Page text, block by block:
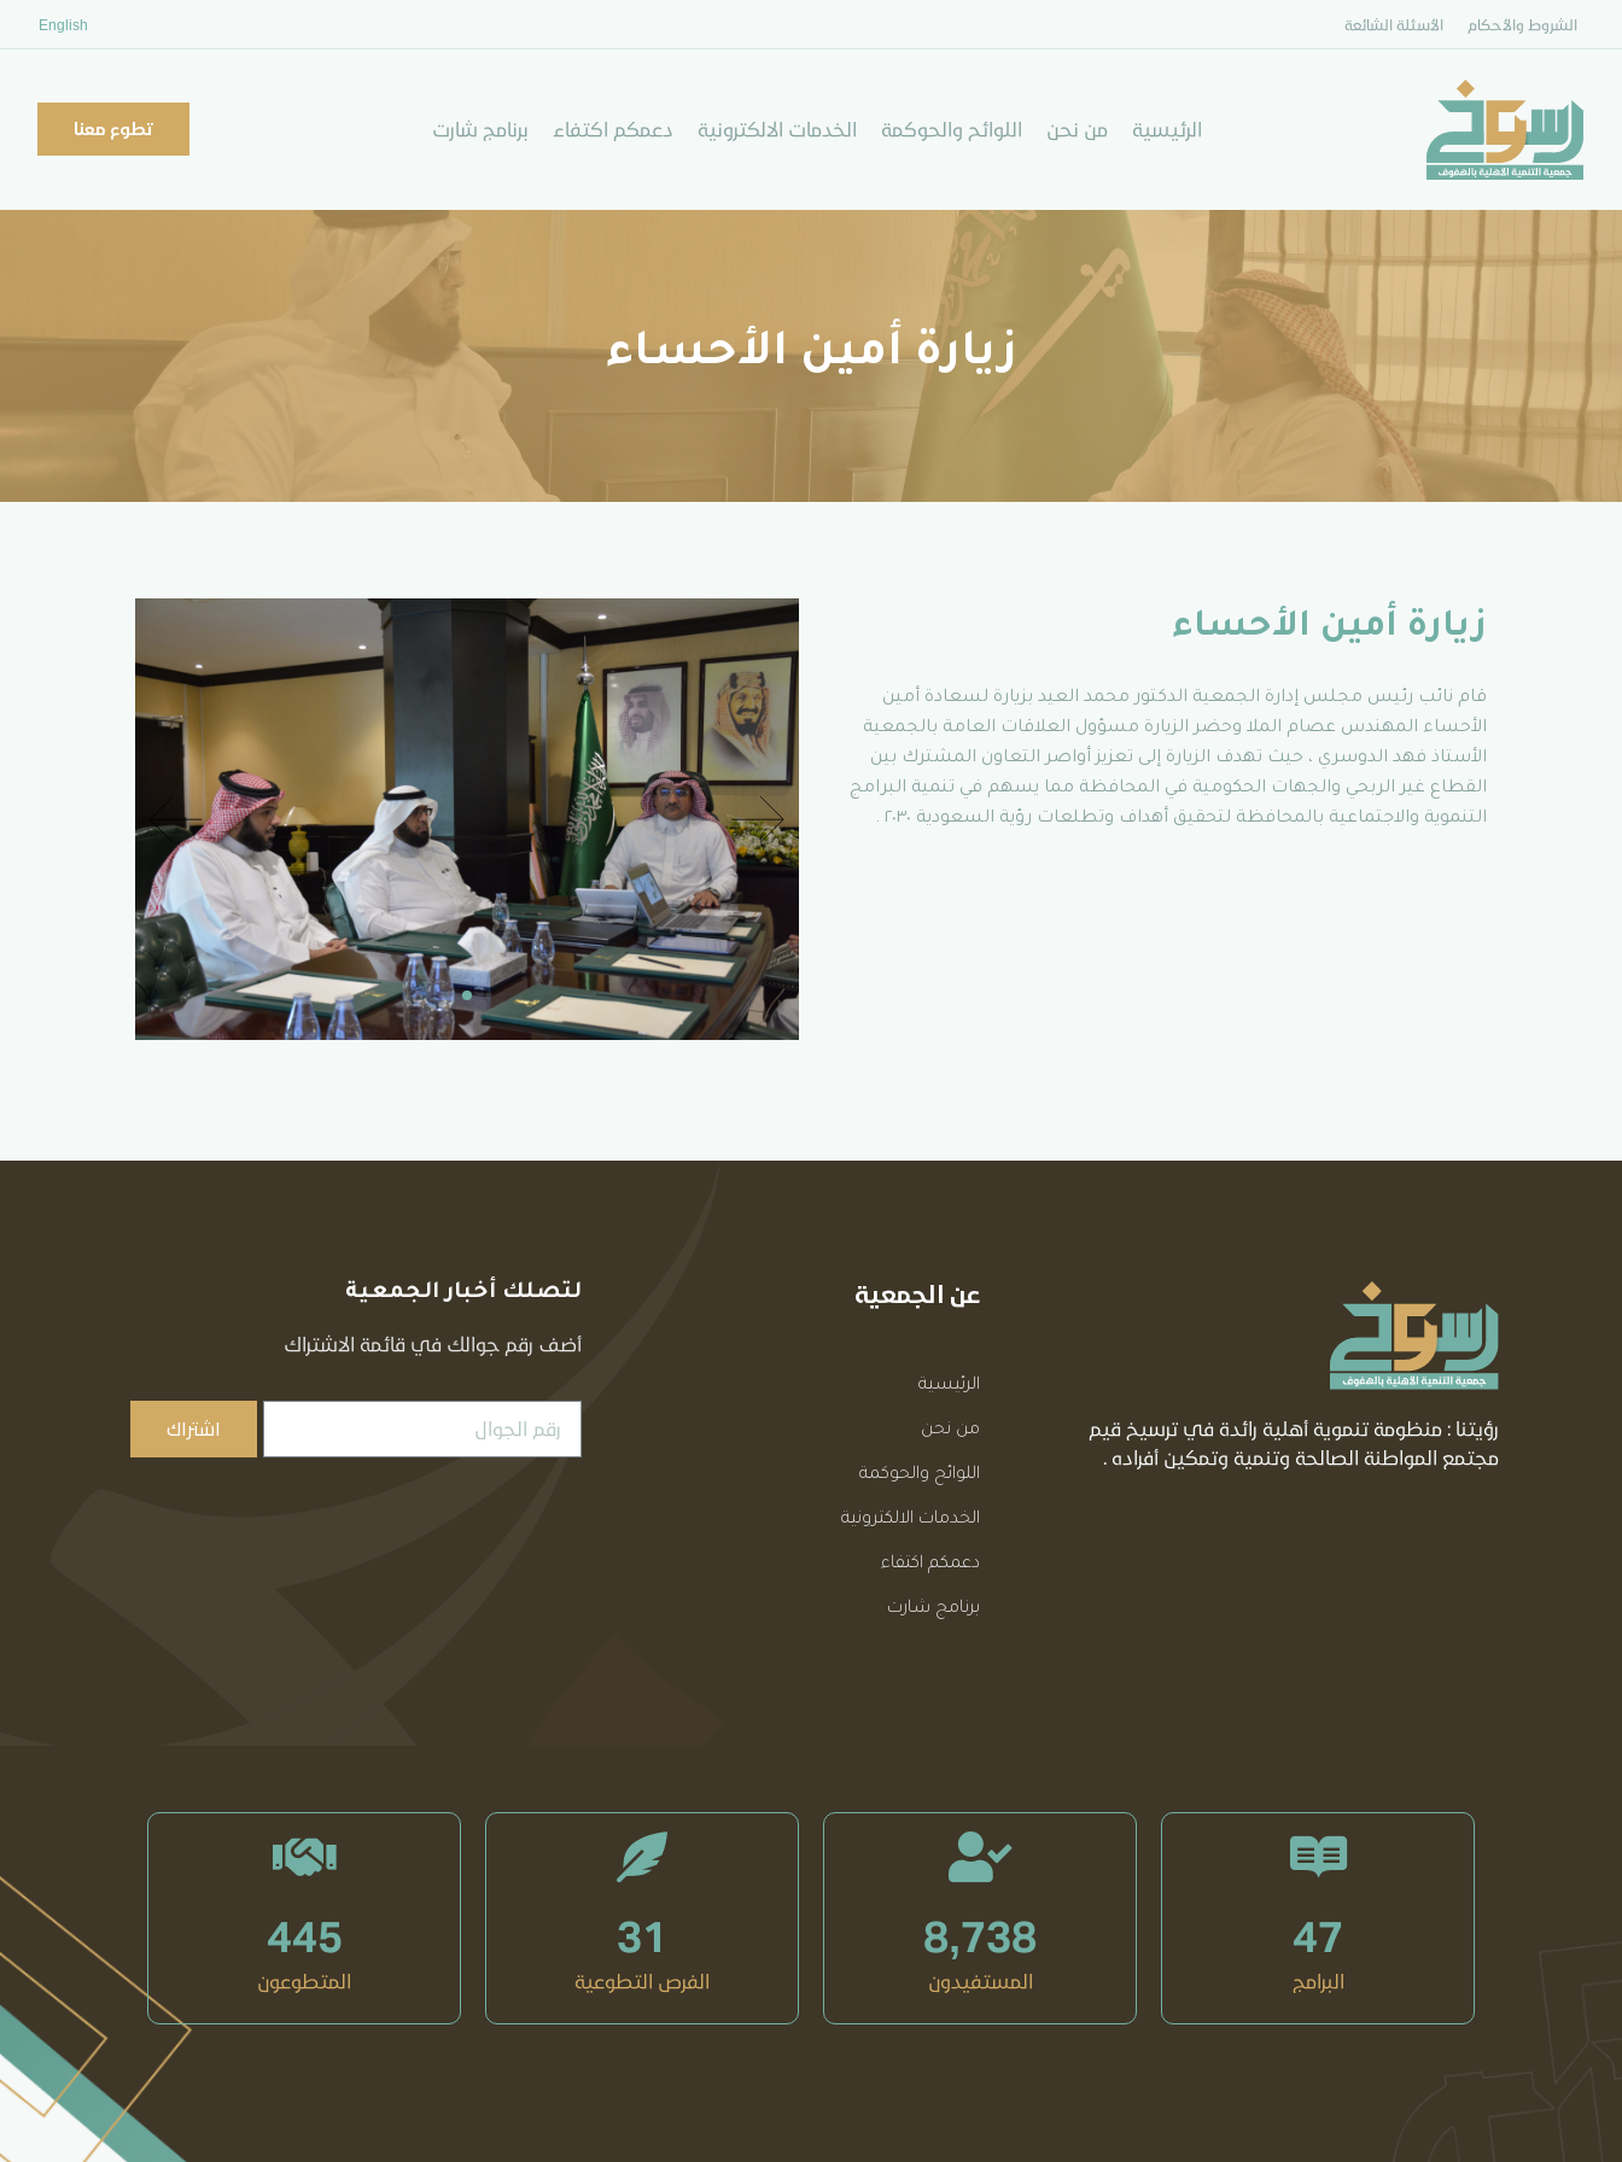
الشروط والأحكام الأسئلة الشائعة English
الرئيسية من نحن اللوائح والحوكمة الخدمات الالكترونية دعمكم اكتفاء برنامج شارت تطوع معنا
زيارة أمين الأحساء
زيارة أمين الأحساء
قام نائب رئيس مجلس إدارة الجمعية الدكتور محمد العيد بزيارة لسعادة أمين
الأحساء المهندس عصام الملا وحضر الزيارة مسؤول العلاقات العامة بالجمعية
الأستاذ فهد الدوسري ، حيث تهدف الزيارة إلى تعزيز أواصر التعاون المشترك بين
القطاع غير الربحي والجهات الحكومية في المحافظة مما يسهم في تنمية البرامج
التنموية والاجتماعية بالمحافظة لتحقيق أهداف وتطلعات رؤية السعودية ٢٠٣٠ .
رؤيتنا : منظومة تنموية أهلية رائدة في ترسيخ قيم
مجتمع المواطنة الصالحة وتنمية وتمكين أفراده .
عن الجمعية
الرئيسية
من نحن
اللوائح والحوكمة
الخدمات الالكترونية
دعمكم اكتفاء
برنامج شارت
لتصلك أخبار الجمعية
أضف رقم جوالك في قائمة الاشتراك
اشتراك
47
البرامج
8,738
المستفيدون
31
الفرص التطوعية
445
المتطوعون